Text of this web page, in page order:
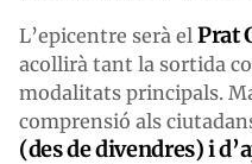
L’epicentre serà el Prat
acollirà tant la sortida
modalitats principals.
comprensió als
(des de divendres) i